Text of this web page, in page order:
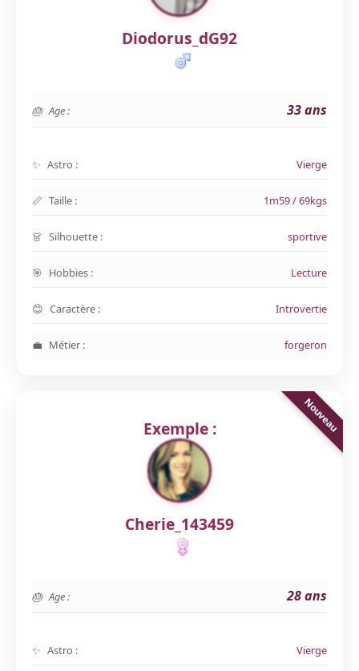
Diodorus_dG92
Age : 33 ans
Astro : Vierge
Taille : 1m59 / 69kgs
Silhouette : sportive
Hobbies : Lecture
Caractère : Introvertie
Métier : forgeron
Exemple :
Cherie_143459
Age : 28 ans
Astro : Vierge